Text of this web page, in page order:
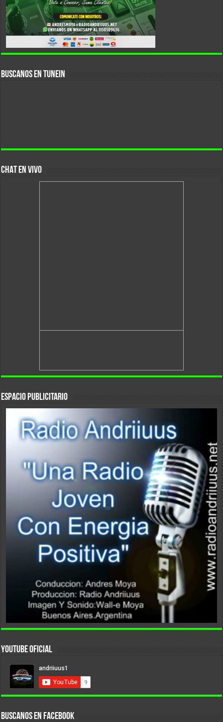
Buscanos En Tunein
CHAT EN VIVO
Espacio Publicitario
YouTube Oficial
BUSCANOS EN FACEBOOK